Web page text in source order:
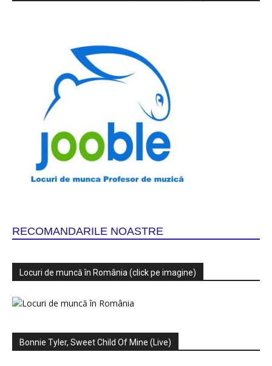
RECOMANDARILE NOASTRE
Locuri de muncă în România (click pe imagine)
Bonnie Tyler, Sweet Child Of Mine (Live)